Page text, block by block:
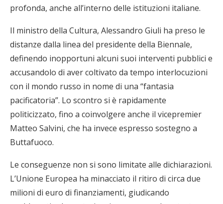
profonda, anche all’interno delle istituzioni italiane.
Il ministro della Cultura, Alessandro Giuli ha preso le
distanze dalla linea del presidente della Biennale,
definendo inopportuni alcuni suoi interventi pubblici e
accusandolo di aver coltivato da tempo interlocuzioni
con il mondo russo in nome di una “fantasia
pacificatoria”. Lo scontro si è rapidamente
politicizzato, fino a coinvolgere anche il vicepremier
Matteo Salvini, che ha invece espresso sostegno a
Buttafuoco.
Le conseguenze non si sono limitate alle dichiarazioni.
L’Unione Europea ha minacciato il ritiro di circa due
milioni di euro di finanziamenti, giudicando